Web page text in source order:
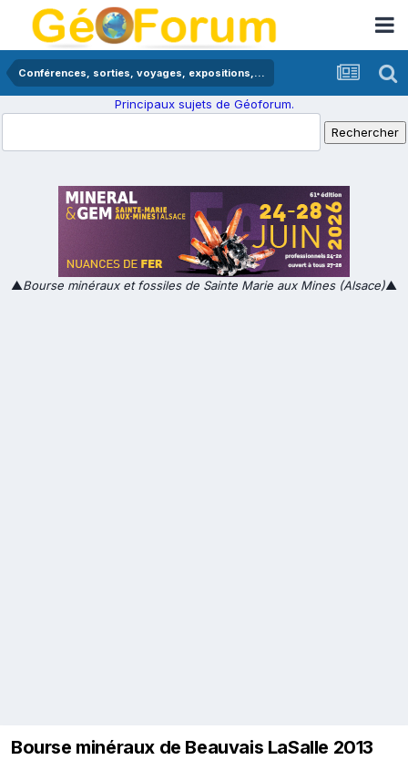
Conférences, sorties, voyages, expositions,...
Principaux sujets de Géoforum.
▲Bourse minéraux et fossiles de Sainte Marie aux Mines (Alsace)▲
Bourse minéraux de Beauvais LaSalle 2013